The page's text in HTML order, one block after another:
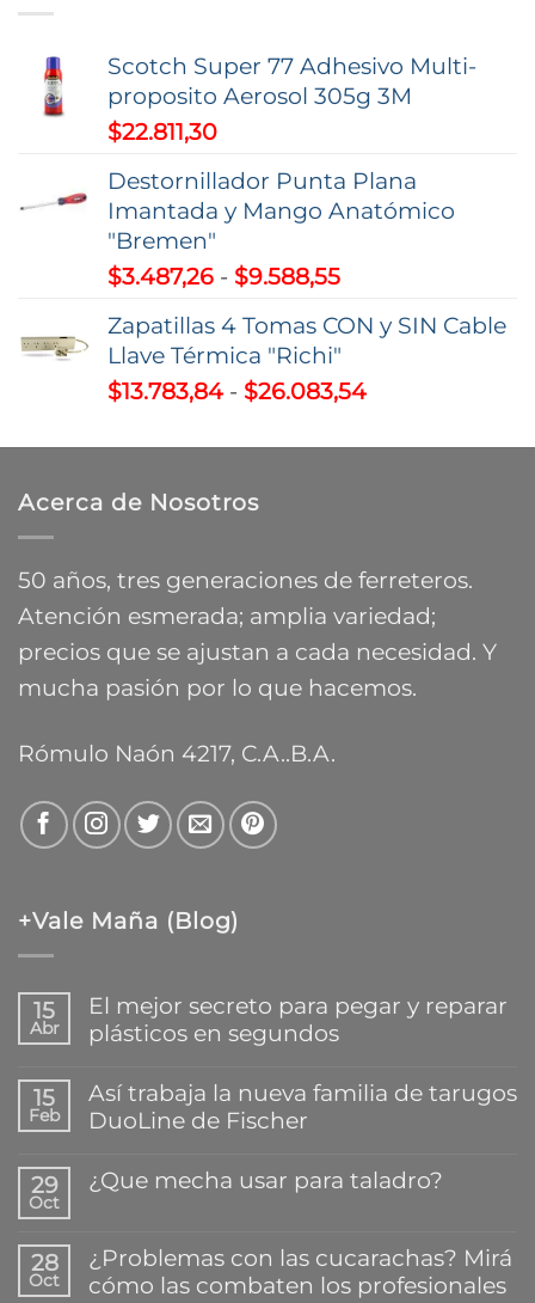
hasta
$2.342,01
Scotch Super 77 Adhesivo Multi-
proposito Aerosol 305g 3M
$22.811,30
Destornillador Punta Plana
Imantada y Mango Anatómico
"Bremen"
$3.487,26 - $9.588,55Rango
precios:
$3.487,26
$9.588,55
Zapatillas 4 Tomas CON y SIN Cable
Llave Térmica "Richi"
$13.783,84 - $26.083,54Rango
precios:
$26.083,54
Acerca de Nosotros
50 años, tres generaciones de ferreteros.
Atención esmerada; amplia variedad;
precios que se ajustan a cada necesidad. Y
mucha pasión por lo que hacemos.
Rómulo Naón 4217, C.A..B.A.
+Vale Maña (Blog)
15
Abr
El mejor secreto para pegar y reparar
plásticos en segundos
hay
comentarios
en
secreto
para
reparar
plásticos
en
15
Feb
Así trabaja la nueva familia de tarugos
DuoLine de Fischer
hay
comentarios
trabaja
la
nueva
29
Oct
¿Que mecha usar para taladro?
comentarios
en
¿Que
28
Oct
¿Problemas con las cucarachas? Mirá
cómo las combaten los profesionales